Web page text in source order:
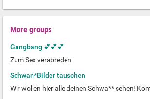
More groups
Gangbang 💕💕💕
Zum Sex verabreden
Schwan*Bilder tauschen
Wir wollen hier alle deinen Schwa** sehen!